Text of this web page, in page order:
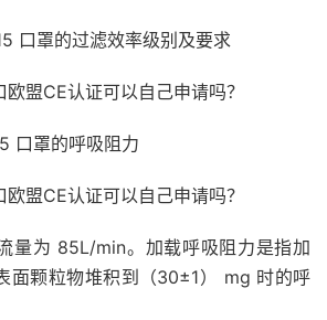
口罩的过滤效率级别及要求
口罩的呼吸阻力
量为 85L/min。加载呼吸阻力是指加
面颗粒物堆积到（30±1） mg 时的呼